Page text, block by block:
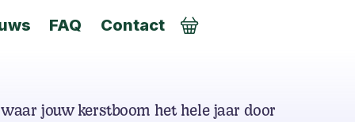
FAQ Contact
jouw kerstboom het hele jaar door